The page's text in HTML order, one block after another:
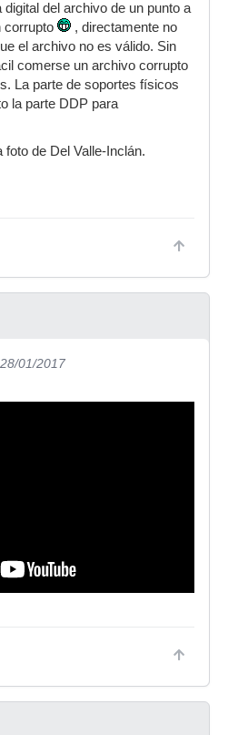
del archivo de un punto a
corrupto
, directamente no
el archivo no es válido. Sin
comerse un archivo corrupto
La parte de soportes físicos
la parte DDP para
foto de Del Valle-Inclán.
01/2017